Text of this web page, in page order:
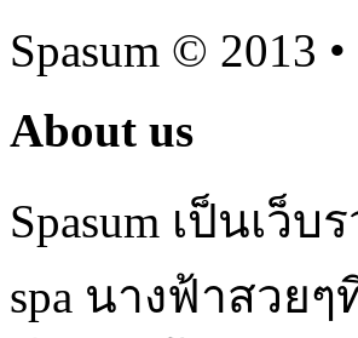
Spasum © 2013
About us
Spasum เป็นเว็บ
spa นางฟ้าสวย